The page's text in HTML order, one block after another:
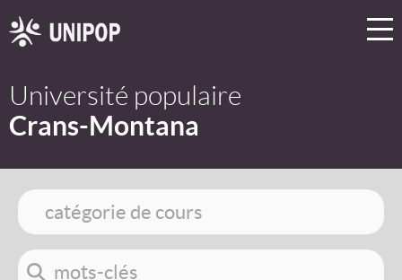
Université populaire
Crans-Montana